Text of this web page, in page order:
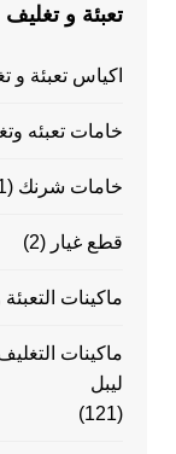
تعبئة و تغليف
اكياس تعبئة و
خامات تعبئه
خامات شرنك (1)
قطع غيار (2)
ماكينات
ليبل
(121)